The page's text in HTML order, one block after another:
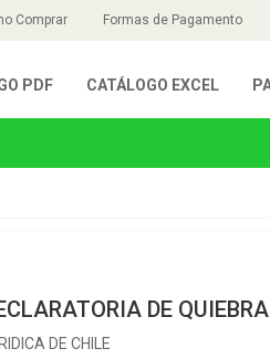
Comprar Formas de Pagamento
PDF CATÁLOGO EXCEL
DE QUIEBRA
DE CHILE